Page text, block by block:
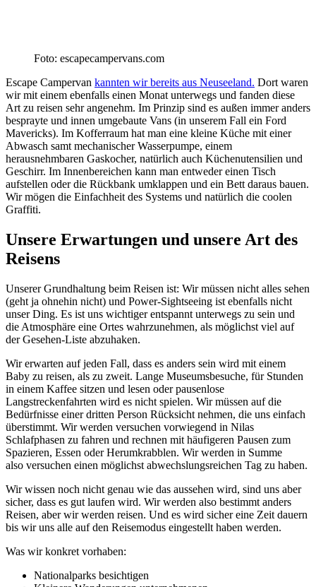
Foto: escapecampervans.com
Escape Campervan kannten wir bereits aus Neuseeland. Dort waren
wir mit einem ebenfalls einen Monat unterwegs und fanden diese
Art zu reisen sehr angenehm. Im Prinzip sind es außen immer anders
besprayte und innen umgebaute Vans (in unserem Fall ein Ford
Mavericks). Im Kofferraum hat man eine kleine Küche mit einer
Abwasch samt mechanischer Wasserpumpe, einem
herausnehmbaren Gaskocher, natürlich auch Küchenutensilien und
Geschirr. Im Innenbereichen kann man entweder einen Tisch
aufstellen oder die Rückbank umklappen und ein Bett daraus bauen.
Wir mögen die Einfachheit des Systems und natürlich die coolen
Graffiti.
Unsere Erwartungen und unsere Art des
Reisens
Unserer Grundhaltung beim Reisen ist: Wir müssen nicht alles sehen
(geht ja ohnehin nicht) und Power-Sightseeing ist ebenfalls nicht
unser Ding. Es ist uns wichtiger entspannt unterwegs zu sein und
die Atmosphäre eine Ortes wahrzunehmen, als möglichst viel auf
der Gesehen-Liste abzuhaken.
Wir erwarten auf jeden Fall, dass es anders sein wird mit einem
Baby zu reisen, als zu zweit. Lange Museumsbesuche, für Stunden
in einem Kaffee sitzen und lesen oder pausenlose
Langstreckenfahrten wird es nicht spielen. Wir müssen auf die
Bedürfnisse einer dritten Person Rücksicht nehmen, die uns einfach
überstimmt. Wir werden versuchen vorwiegend in Nilas
Schlafphasen zu fahren und rechnen mit häufigeren Pausen zum
Spazieren, Essen oder Herumkrabblen. Wir werden in Summe
also versuchen einen möglichst abwechslungsreichen Tag zu haben.
Wir wissen noch nicht genau wie das aussehen wird, sind uns aber
sicher, dass es gut laufen wird. Wir werden also bestimmt anders
Reisen, aber wir werden reisen. Und es wird sicher eine Zeit dauern
bis wir uns alle auf den Reisemodus eingestellt haben werden.
Was wir konkret vorhaben:
Nationalparks besichtigen